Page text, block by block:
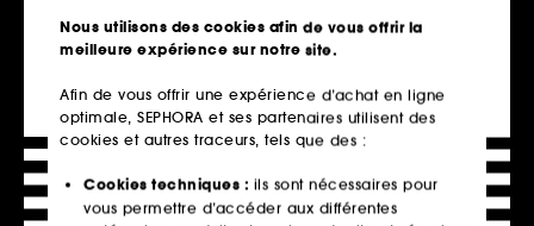
à domicile dès 60€ en France
métropolitaine et Monaco
Explorer l'offre
Paiements sécurisés
En savoir plus
Nous utilisons des cookies afin de vous offrir la
meilleure expérience sur notre site.
Afin de vous offrir une expérience d’achat en ligne
optimale, SEPHORA et ses partenaires utilisent des
cookies et autres traceurs, tels que des :
Cookies techniques : ils sont nécessaires pour
vous permettre d’accéder aux différentes